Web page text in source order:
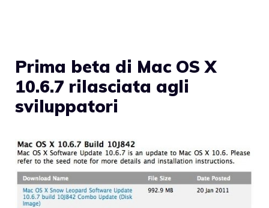
Prima beta di Mac OS X
10.6.7 rilasciata agli
sviluppatori